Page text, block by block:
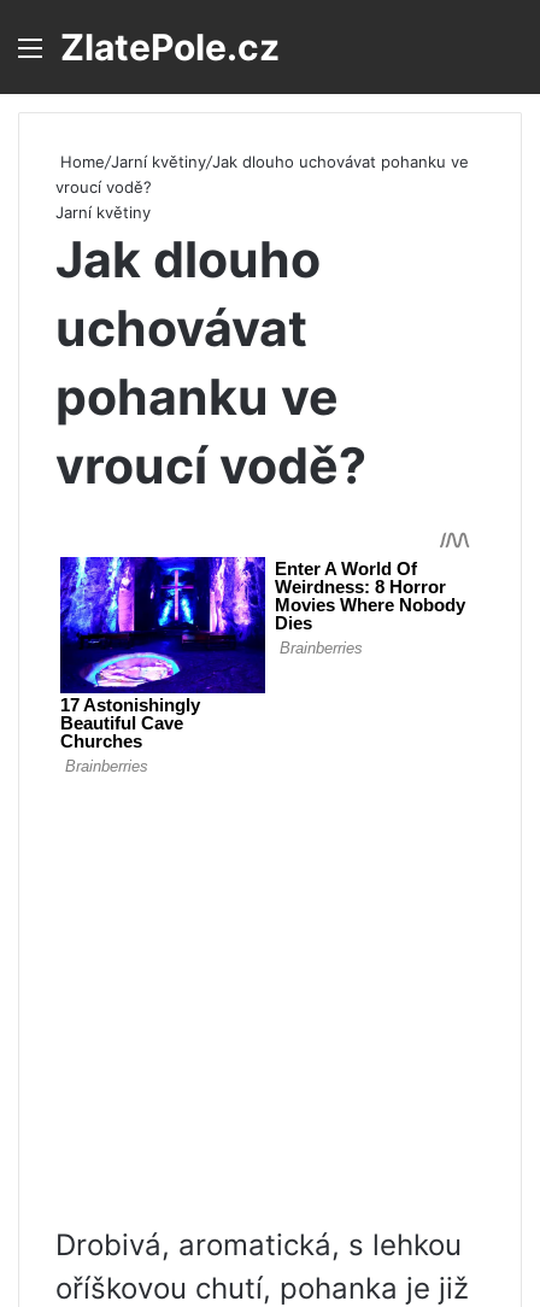
Menu
ZlatePole.cz
Home/Jarní květiny/Jak dlouho uchovávat pohanku ve
vroucí vodě?
Jarní květiny
Jak dlouho
uchovávat
pohanku ve
vroucí vodě?
Drobivá, aromatická, s lehkou
oříškovou chutí, pohanka je již